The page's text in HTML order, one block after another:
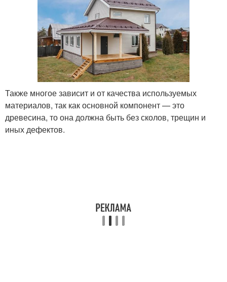
Также многое зависит и от качества используемых
материалов, так как основной компонент — это
древесина, то она должна быть без сколов, трещин и
иных дефектов.